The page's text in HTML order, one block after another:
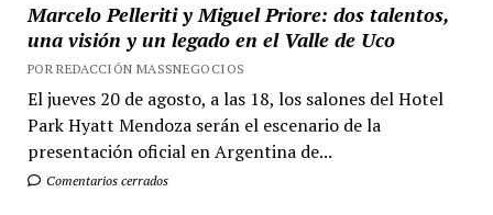
Marcelo Pelleriti y Miguel Priore: dos talentos,
una visión y un legado en el Valle de Uco
POR REDACCIÓN MASSNEGOCIOS
El jueves 20 de agosto, a las 18, los salones del Hotel
Park Hyatt Mendoza serán el escenario de la
presentación oficial en Argentina de...
Comentarios cerrados